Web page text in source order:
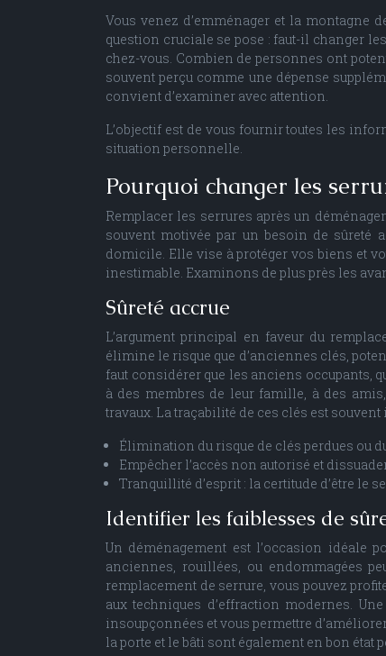
Vous venez d’emménager et la montagne
question cruciale se pose : faut-il changer
chez-vous. Combien de personnes ont
souvent perçu comme une dépense
convient d’examiner avec attention.
L’objectif est de vous fournir toutes les
situation personnelle.
Pourquoi changer les
Remplacer les serrures après un
souvent motivée par un besoin de sûreté
domicile. Elle vise à protéger vos biens et
inestimable. Examinons de plus près les
Sûreté accrue
L’argument principal en faveur du
élimine le risque que d’anciennes clés,
faut considérer que les anciens occupants,
à des membres de leur famille, à des
travaux. La traçabilité de ces clés est
Élimination du risque de clés perdues ou
Empêcher l’accès non autorisé et
Tranquillité d’esprit : la certitude d’être le
Identifier les faiblesses de
Un déménagement est l’occasion idéale
anciennes, rouillées, ou endommagées
remplacement de serrure, vous pouvez
aux techniques d’effraction modernes.
insoupçonnées et vous permettre
la porte et le bâti sont également en bon état